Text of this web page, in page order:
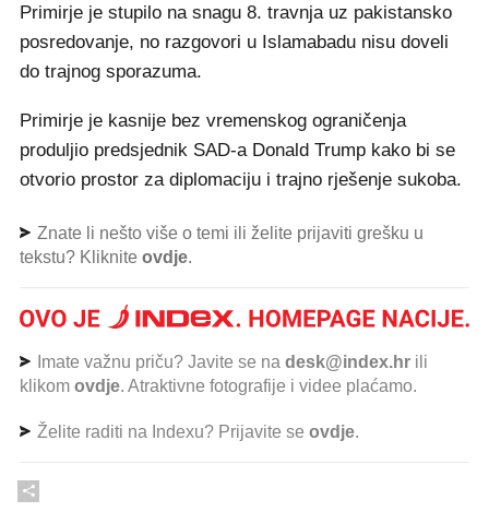
Primirje je stupilo na snagu 8. travnja uz pakistansko
posredovanje, no razgovori u Islamabadu nisu doveli
do trajnog sporazuma.
Primirje je kasnije bez vremenskog ograničenja
produljio predsjednik SAD-a Donald Trump kako bi se
otvorio prostor za diplomaciju i trajno rješenje sukoba.
Znate li nešto više o temi ili želite prijaviti grešku u
tekstu? Kliknite ovdje.
Imate važnu priču? Javite se na desk@index.hr ili
klikom ovdje. Atraktivne fotografije i videe plaćamo.
Želite raditi na Indexu? Prijavite se ovdje.